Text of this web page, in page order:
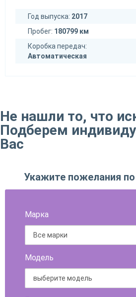
Год выпуска: 2017
Пробег: 180799 км
Коробка передач:
Автоматическая
Не нашли то, что
Подберем
Вас
Укажите пожелания
Марка
Модель